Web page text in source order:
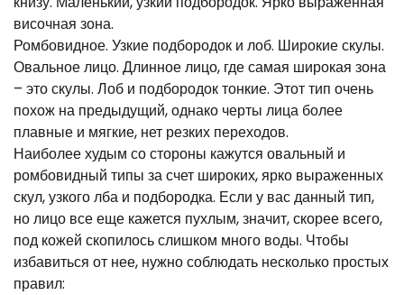
височная зона.
Ромбовидное. Узкие подбородок и лоб. Широкие скулы.
Овальное лицо. Длинное лицо, где самая широкая зона
– это скулы. Лоб и подбородок тонкие. Этот тип очень
похож на предыдущий, однако черты лица более
плавные и мягкие, нет резких переходов.
Наиболее худым со стороны кажутся овальный и
ромбовидный типы за счет широких, ярко выраженных
скул, узкого лба и подбородка. Если у вас данный тип,
но лицо все еще кажется пухлым, значит, скорее всего,
под кожей скопилось слишком много воды. Чтобы
избавиться от нее, нужно соблюдать несколько простых
правил: